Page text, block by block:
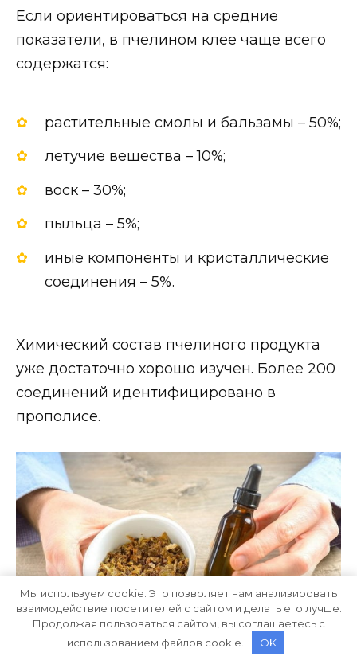
Если ориентироваться на средние
показатели, в пчелином клее чаще всего
содержатся:
растительные смолы и бальзамы – 50%;
летучие вещества – 10%;
воск – 30%;
пыльца – 5%;
иные компоненты и кристаллические
соединения – 5%.
Химический состав пчелиного продукта
уже достаточно хорошо изучен. Более 200
соединений идентифицировано в
прополисе.
Мы используем cookie. Это позволяет нам анализировать
взаимодействие посетителей с сайтом и делать его лучше.
Продолжая пользоваться сайтом, вы соглашаетесь с
использованием файлов cookie.
OK